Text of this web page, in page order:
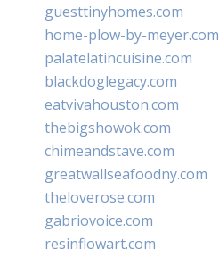
guesttinyhomes.com
home-plow-by-meyer.com
palatelatincuisine.com
blackdoglegacy.com
eatvivahouston.com
thebigshowok.com
chimeandstave.com
greatwallseafoodny.com
theloverose.com
gabriovoice.com
resinflowart.com